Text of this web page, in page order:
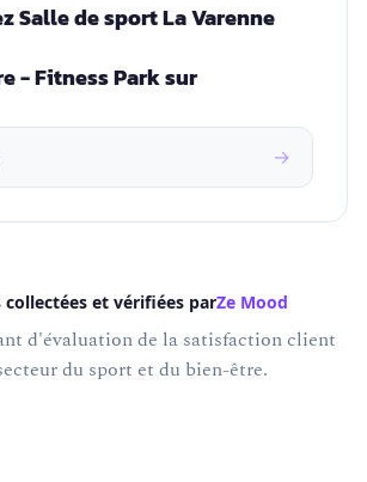
Salle de sport La Varenne
- Fitness Park sur
→
collectées et vérifiées parZe Mood
d'évaluation de la satisfaction client
du sport et du bien-être.